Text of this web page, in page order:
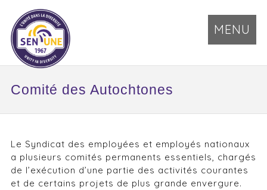
MENU
Comité des Autochtones
Le Syndicat des employées et employés nationaux
a plusieurs comités permanents essentiels, chargés
de l’exécution d’une partie des activités courantes
et de certains projets de plus grande envergure.